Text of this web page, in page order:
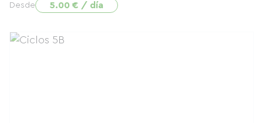
Desde 5.00 € / día